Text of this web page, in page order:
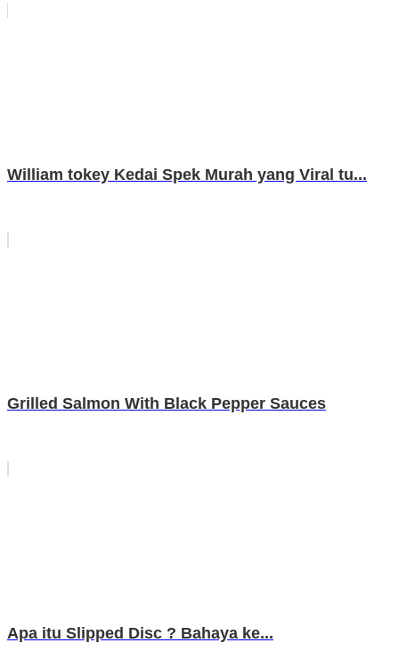
William tokey Kedai Spek Murah yang Viral tu...
Grilled Salmon With Black Pepper Sauces
Apa itu Slipped Disc ? Bahaya ke...